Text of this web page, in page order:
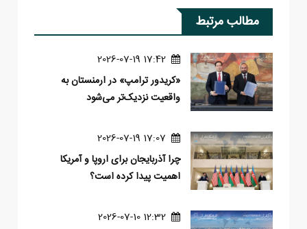
مطالب مرتبط
17:42 2026-07-19
«کریدور ترامپ» در ارمنستان به
واقعیت نزدیک‌تر می‌شود
17:07 2026-07-19
چرا آذربایجان برای اروپا و آمریکا
اهمیت پیدا کرده است؟
12:32 2026-07-10